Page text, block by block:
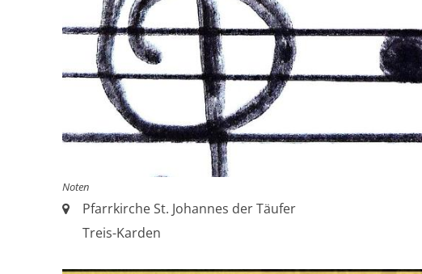
Noten
Ort:Pfarrkirche St. Johannes der Täufer
Treis-Karden